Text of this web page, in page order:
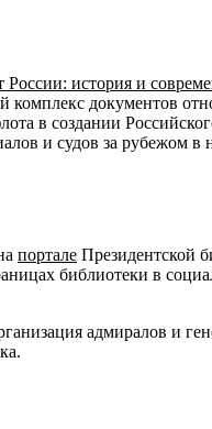
России: история и
документов
в создании
и судов за рубежом в
портале Президентской
библиотеки в
адмиралов и